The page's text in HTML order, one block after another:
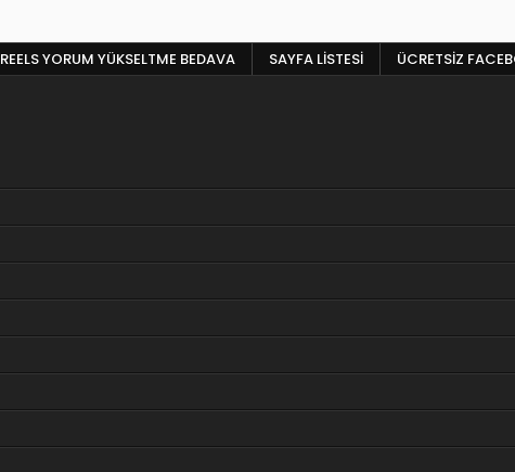
REELS YORUM YÜKSELTME BEDAVA SAYFA LISTESI ÜCRETSIZ